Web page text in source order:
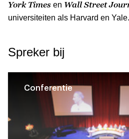
York Times en Wall Street
universiteiten als Harvard en Yale.
Spreker bij
Conferentie